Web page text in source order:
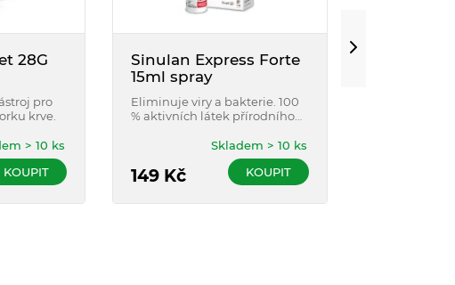
28G
pro
krve.
> 10 ks
KOUPIT
Sinulan Express Forte
15ml spray
Eliminuje viry a bakterie. 100
% aktivních látek přírodního
a zmírňuje bolest dutin.
149Kč
Skladem > 10 ks
KOUPIT